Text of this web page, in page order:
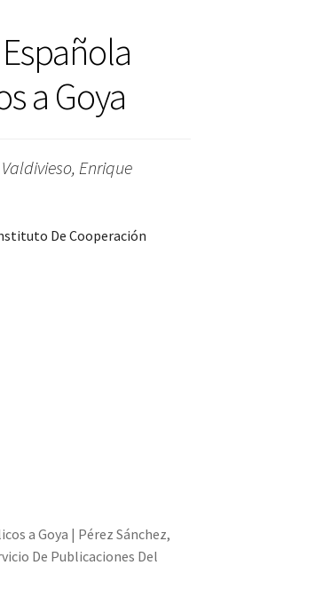
a Goya
Enrique
De Cooperación
a Goya | Pérez Sánchez,
De Publicaciones Del